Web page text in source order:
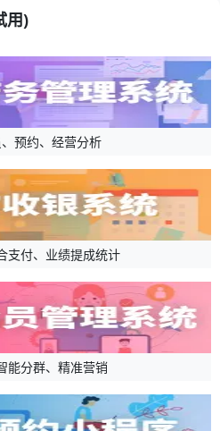
用)
预约、经营分析
支付、业绩提成统计
能分群、精准营销